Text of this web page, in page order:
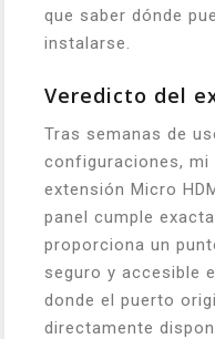
que saber dónde
instalarse.
Veredicto del
Tras semanas de
configuraciones, mi
extensión Micro
panel cumple
proporciona un
seguro y accesible
donde el puerto
directamente